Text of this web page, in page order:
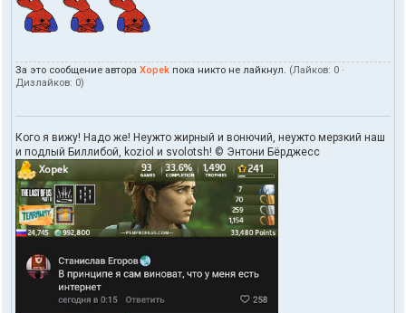
ы
п
о
ь
з
а
т
е
л
я
X
o
p
e
За это сообщение автора Xopek пока никто не лайкнул. (Лайков: 0 ·
Дизлайков: 0)
Кого я вижу! Надо же! Неужто жирный и вонючий, неужто мерзкий наш
и подлый Биллибой, koziol и svolotsh! © Энтони Бёрджесс